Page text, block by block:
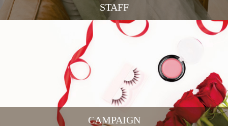
STAFF
CAMPAIGN